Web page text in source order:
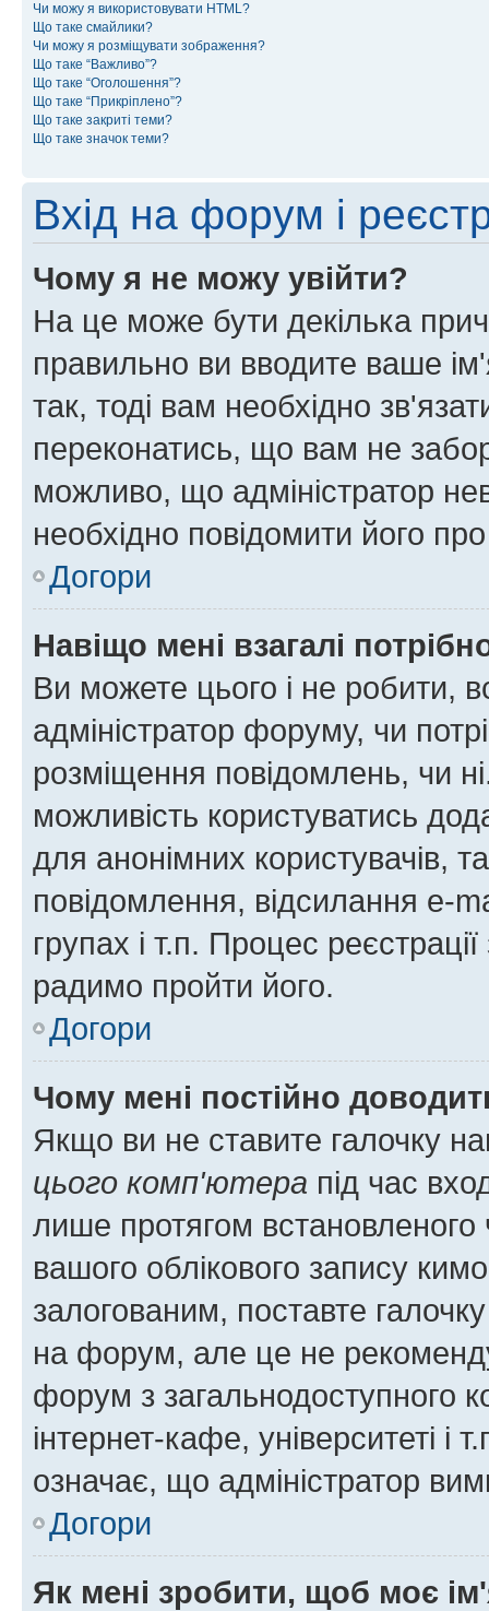
Чи можу я використовувати HTML?
Що таке смайлики?
Чи можу я розміщувати зображення?
Що таке “Важливо”?
Що таке “Оголошення”?
Що таке “Прикріплено”?
Що таке закриті теми?
Що таке значок теми?
Вхід на форум і
Чому я не можу увійти?
На це може бути декілька
правильно ви вводите ваше
так, тоді вам необхідно
переконатись, що вам не
можливо, що адміністратор
необхідно повідомити його
Догори
Навіщо мені взагалі
Ви можете цього і не робити,
адміністратор форуму, чи
розміщення повідомлень, чи
можливість користуватись
для анонімних користувачів,
повідомлення, відсилання e-
групах і т.п. Процес
радимо пройти його.
Догори
Чому мені постійно
Якщо ви не ставите галочку
цього комп'ютера під час
лише протягом встановленого
вашого облікового запису
залогованим, поставте
на форум, але це не
форум з загальнодоступного
інтернет-кафе, університеті і
означає, що адміністратор
Догори
Як мені зробити, щоб моє